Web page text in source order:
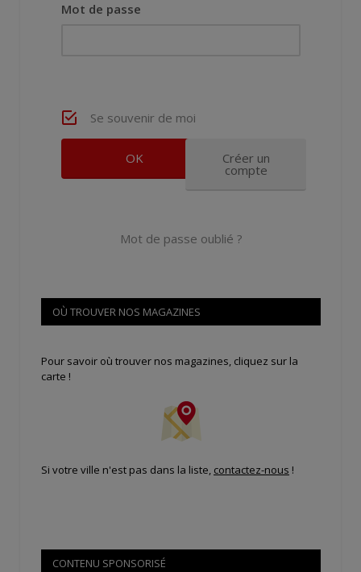
Mot de passe
Se souvenir de moi
Créer un
compte
Mot de passe oublié ?
OÙ TROUVER NOS MAGAZINES
Pour savoir où trouver nos magazines, cliquez sur la
carte !
Si votre ville n'est pas dans la liste, contactez-nous !
CONTENU SPONSORISÉ